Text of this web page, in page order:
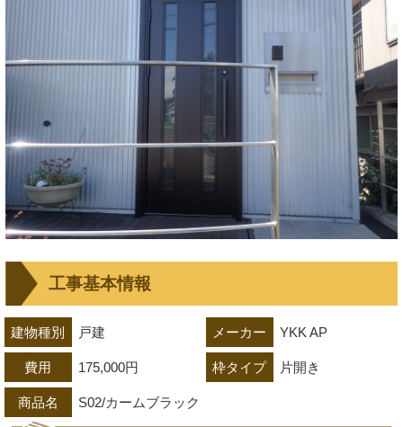
工事基本情報
建物種別 戸建 メーカー YKK AP
費用 175,000円 枠タイプ 片開き
商品名 S02/カームブラック